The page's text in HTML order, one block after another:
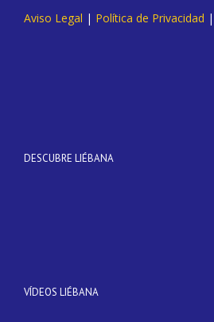
Aviso Legal | Política de Privacidad |
DESCUBRE LIÉBANA
VÍDEOS LIÉBANA